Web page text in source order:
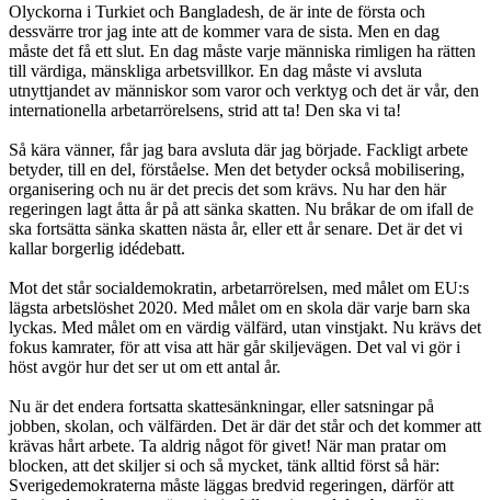
Olyckorna i Turkiet och Bangladesh, de är inte de första och
dessvärre tror jag inte att de kommer vara de sista. Men en dag
måste det få ett slut. En dag måste varje människa rimligen ha rätten
till värdiga, mänskliga arbetsvillkor. En dag måste vi avsluta
utnyttjandet av människor som varor och verktyg och det är vår, den
internationella arbetarrörelsens, strid att ta! Den ska vi ta!
Så kära vänner, får jag bara avsluta där jag började. Fackligt arbete
betyder, till en del, förståelse. Men det betyder också mobilisering,
organisering och nu är det precis det som krävs. Nu har den här
regeringen lagt åtta år på att sänka skatten. Nu bråkar de om ifall de
ska fortsätta sänka skatten nästa år, eller ett år senare. Det är det vi
kallar borgerlig idédebatt.
Mot det står socialdemokratin, arbetarrörelsen, med målet om EU:s
lägsta arbetslöshet 2020. Med målet om en skola där varje barn ska
lyckas. Med målet om en värdig välfärd, utan vinstjakt. Nu krävs det
fokus kamrater, för att visa att här går skiljevägen. Det val vi gör i
höst avgör hur det ser ut om ett antal år.
Nu är det endera fortsatta skattesänkningar, eller satsningar på
jobben, skolan, och välfärden. Det är där det står och det kommer att
krävas hårt arbete. Ta aldrig något för givet! När man pratar om
blocken, att det skiljer si och så mycket, tänk alltid först så här:
Sverigedemokraterna måste läggas bredvid regeringen, därför att